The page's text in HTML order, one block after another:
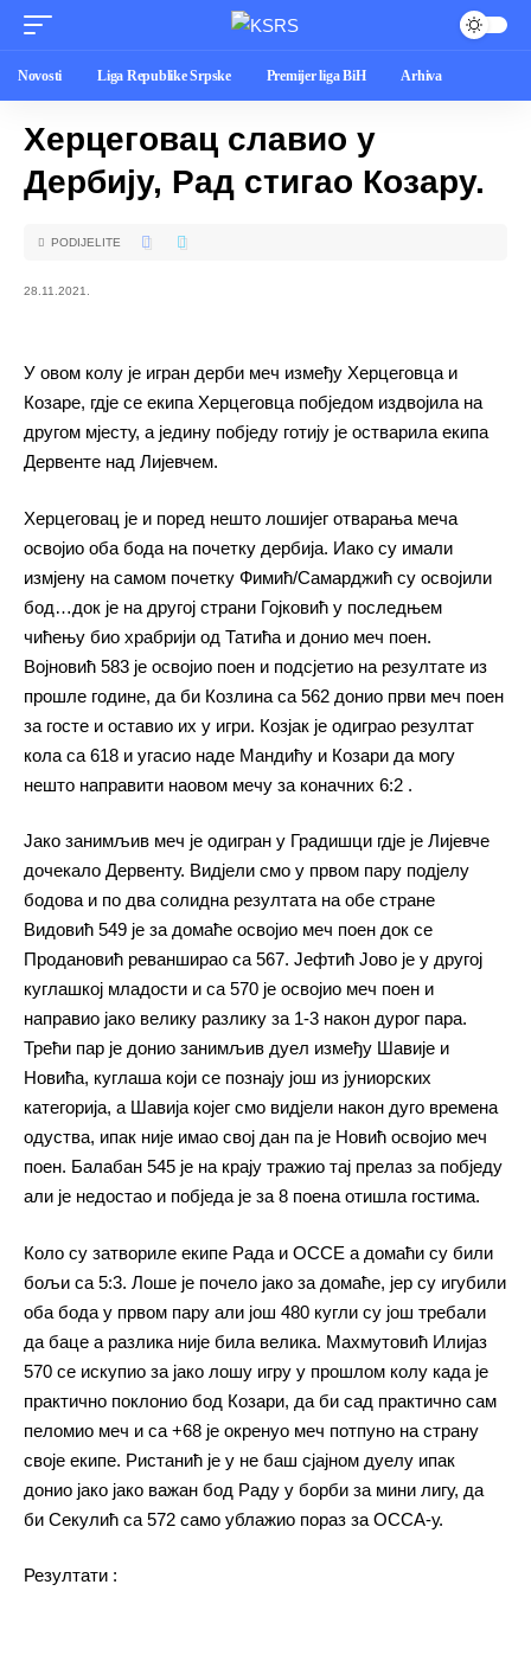
Novosti Liga Republike Srpske Premijer liga BiH Arhiva
Херцеговац славио у
Дербију, Рад стигао Козару.
28.11.2021.
PODIJELITE
У овом колу је игран дерби меч између Херцеговца и
Козаре, гдје се екипа Херцеговца побједом издвојила на
другом мјесту, а једину побједу готију је остварила екипа
Дервенте над Лијевчем.
Херцеговац је и поред нешто лошијег отварања меча
освојио оба бода на почетку дербија. Иако су имали
измјену на самом почетку Фимић/Самарджић су освојили
бод…док је на другој страни Гојковић у последњем
чићењу био храбрији од Татића и донио меч поен.
Војновић 583 је освојио поен и подсјетио на резултате из
прошле године, да би Козлина са 562 донио први меч поен
за госте и оставио их у игри. Козјак је одиграо резултат
кола са 618 и угасио наде Мандићу и Козари да могу
нешто направити наовом мечу за коначних 6:2 .
Јако занимљив меч је одигран у Градишци гдје је Лијевче
дочекало Дервенту. Видјели смо у првом пару подјелу
бодова и по два солидна резултата на обе стране
Видовић 549 је за домаће освојио меч поен док се
Продановић реванширао са 567. Јефтић Јово је у другој
куглашкој младости и са 570 је освојио меч поен и
направио јако велику разлику за 1-3 након дурог пара.
Трећи пар је донио занимљив дуел између Шавије и
Новића, куглаша који се познају још из јуниорских
категорија, а Шавија којег смо видјели након дуго времена
одуства, ипак није имао свој дан па је Новић освојио меч
поен. Балабан 545 је на крају тражио тај прелаз за побједу
али је недостао и побједа је за 8 поена отишла гостима.
Коло су затвориле екипе Рада и ОССЕ а домаћи су били
бољи са 5:3. Лоше је почело јако за домаће, јер су игубили
оба бода у првом пару али још 480 кугли су још требали
да баце а разлика није била велика. Махмутовић Илијаз
570 се искупио за јако лошу игру у прошлом колу када је
практично поклонио бод Козари, да би сад практично сам
пеломио меч и са +68 је окренуо меч потпуно на страну
своје екипе. Ристанић је у не баш сјајном дуелу ипак
донио јако јако важан бод Раду у борби за мини лигу, да
би Секулић са 572 само ублажио пораз за ОССА-у.
Резултати :